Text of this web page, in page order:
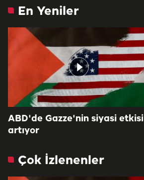
En Yeniler
ABD'de Gazze'nin siyasi etkisi
artıyor
Çok İzlenenler